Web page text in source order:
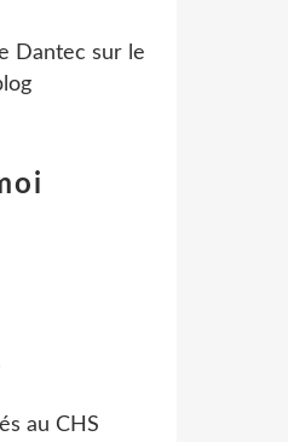
au CHS
Dantec sur le